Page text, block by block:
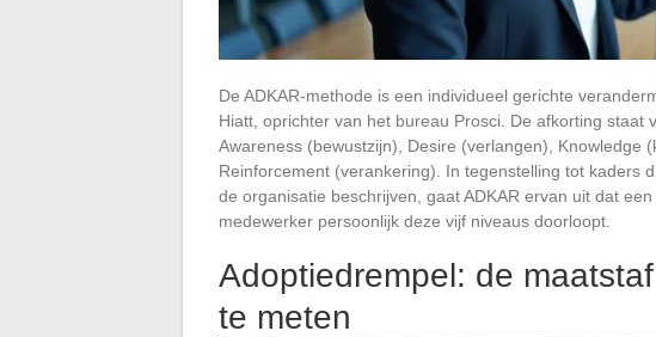
De ADKAR-methode is een individueel gerichte
Hiatt, oprichter van het bureau Prosci. De afkorting staat
Awareness (bewustzijn), Desire (verlangen), Knowledge
Reinforcement (verankering). In tegenstelling tot kaders
de organisatie beschrijven, gaat ADKAR ervan uit dat
medewerker persoonlijk deze vijf niveaus doorloopt.
Adoptiedrempel: de
te meten